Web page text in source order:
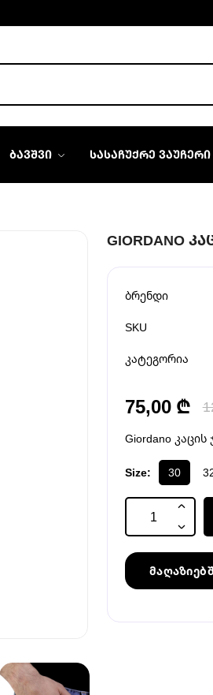
ᲑᲐᲕᲨᲕᲘ ᲡᲐᲡᲐᲩᲣᲥᲠᲔ ᲕᲐᲣᲩᲔᲠᲘ
GIORDANO
ბრენდი
SKU
კატეგორია
75,00 ₾
Giordano კაცის
Size: 30